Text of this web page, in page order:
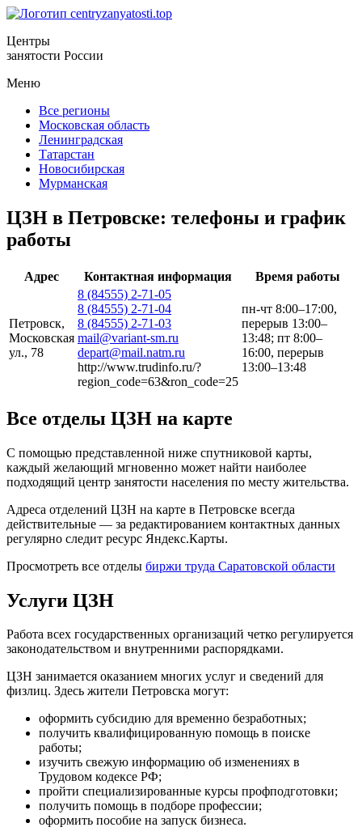
Центры
занятости России
Меню
Все регионы
Московская область
Ленинградская
Татарстан
Новосибирская
Мурманская
ЦЗН в Петровске: телефоны и график
работы
Адрес Контактная информация Время работы
Петровск,
Московская
ул., 78
8 (84555) 2-71-05
8 (84555) 2-71-04
8 (84555) 2-71-03
mail@variant-sm.ru
depart@mail.natm.ru
http://www.trudinfo.ru/?
region_code=63&ron_code=25
пн-чт 8:00–17:00,
перерыв 13:00–
13:48; пт 8:00–
16:00, перерыв
13:00–13:48
Все отделы ЦЗН на карте
С помощью представленной ниже спутниковой карты,
каждый желающий мгновенно может найти наиболее
подходящий центр занятости населения по месту жительства.
Адреса отделений ЦЗН на карте в Петровске всегда
действительные — за редактированием контактных данных
регулярно следит ресурс Яндекс.Карты.
Просмотреть все отделы биржи труда Саратовской области
Услуги ЦЗН
Работа всех государственных организаций четко регулируется
законодательством и внутренними распорядками.
ЦЗН занимается оказанием многих услуг и сведений для
физлиц. Здесь жители Петровска могут:
оформить субсидию для временно безработных;
получить квалифицированную помощь в поиске
работы;
изучить свежую информацию об изменениях в
Трудовом кодексе РФ;
пройти специализированные курсы профподготовки;
получить помощь в подборе профессии;
оформить пособие на запуск бизнеса.